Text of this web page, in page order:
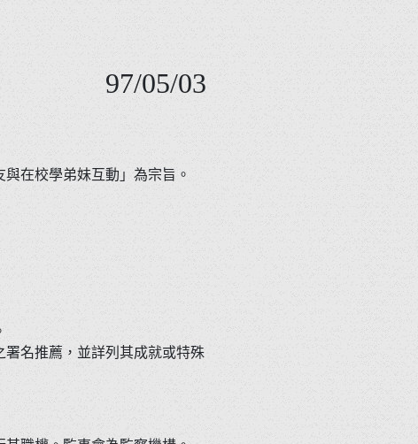
97/05/03
在校學弟妹互動」為宗旨。
名推薦，並詳列其成就或特殊